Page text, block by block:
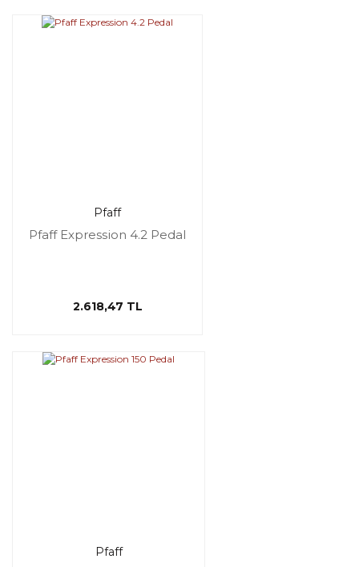
Pfaff
Pfaff Expression 4.2 Pedal
2.618,47 TL
Pfaff